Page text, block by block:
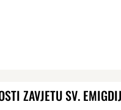
ZAVJETU SV.